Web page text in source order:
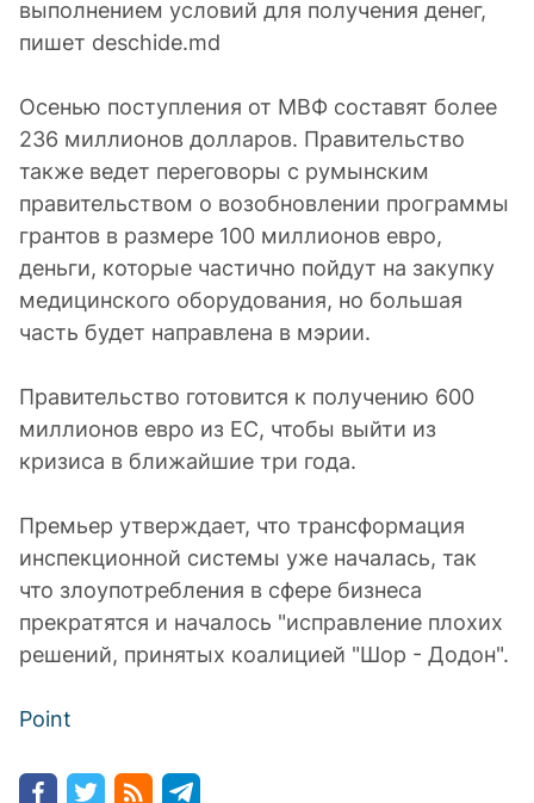
выполнением условий для получения денег,
пишет deschide.md
Осенью поступления от МВФ составят более
236 миллионов долларов. Правительство
также ведет переговоры с румынским
правительством о возобновлении программы
грантов в размере 100 миллионов евро,
деньги, которые частично пойдут на закупку
медицинского оборудования, но большая
часть будет направлена в мэрии.
Правительство готовится к получению 600
миллионов евро из ЕС, чтобы выйти из
кризиса в ближайшие три года.
Премьер утверждает, что трансформация
инспекционной системы уже началась, так
что злоупотребления в сфере бизнеса
прекратятся и началось "исправление плохих
решений, принятых коалицией "Шор - Додон".
Point